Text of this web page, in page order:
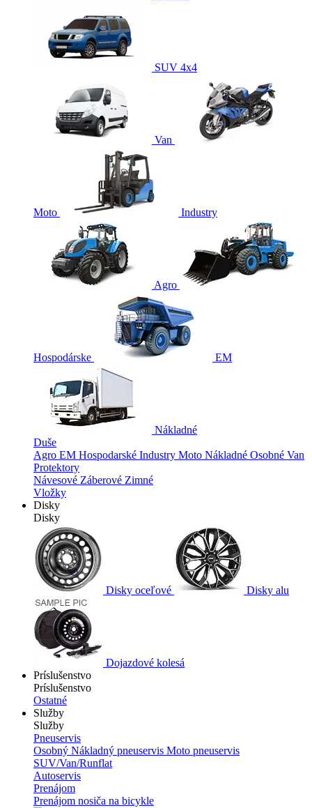
SUV 4x4
Van
Moto Industry
Agro
Hospodárske EM
Nákladné
Duše
Agro EM Hospodarské Industry Moto Nákladné Osobné Van
Protektory
Návesové Záberové Zimné
Vložky
Disky
Disky
Disky oceľové Disky alu
Dojazdové kolesá
Príslušenstvo
Príslušenstvo
Ostatné
Služby
Služby
Pneuservis
Osobný Nákladný pneuservis Moto pneuservis
SUV/Van/Runflat
Autoservis
Prenájom
Prenájom nosiča na bicykle